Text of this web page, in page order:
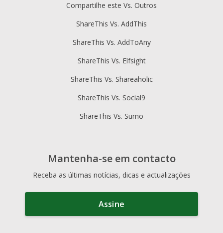
Compartilhe este Vs. Outros
ShareThis Vs. AddThis
ShareThis Vs. AddToAny
ShareThis Vs. Elfsight
ShareThis Vs. Shareaholic
ShareThis Vs. Social9
ShareThis Vs. Sumo
Mantenha-se em contacto
Receba as últimas notícias, dicas e actualizações
Assine